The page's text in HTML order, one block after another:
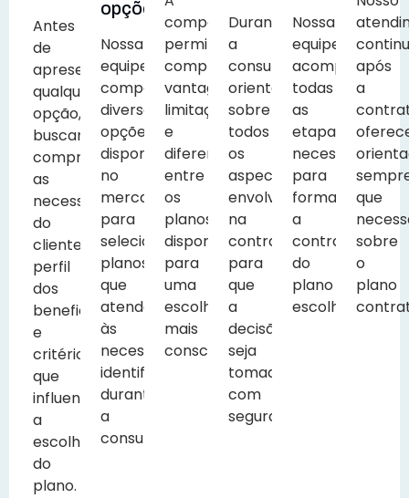
Antes
de
apresentar
qualquer
opção,
buscamos
compreender
as
necessidades
do
cliente,
perfil
dos
beneficiários
e
critérios
que
influenciam
a
escolha
do
plano.
opções
Nossa
equipe
compara
diversas
opções
disponíveis
no
mercado
para
selecionar
planos
que
atendam
às
necessidades
identificadas
durante
a
consultoria.
comparação
permite
compreender
vantagens,
limitações
e
diferenciais
entre
os
planos
disponíveis
para
uma
escolha
mais
consciente.
Durante
a
consultoria,
orientamos
sobre
todos
os
aspectos
envolvidos
na
contratação
para
que
a
decisão
seja
tomada
com
segurança.
Nossa
equipe
acompanha
todas
as
etapas
necessárias
para
formalizar
a
contratação
do
plano
escolhido.
após
a
que
sobre
o
plano